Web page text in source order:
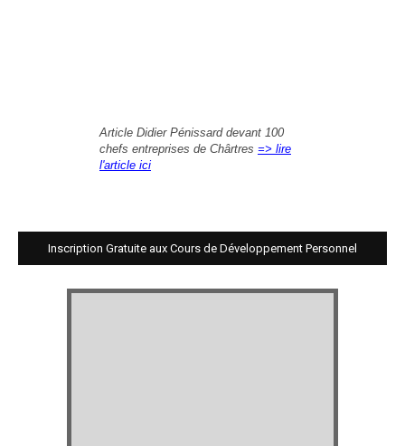
Article Didier Pénissard devant 100
chefs entreprises de Chârtres => lire
l'article ici
Inscription Gratuite aux Cours de Développement Personnel